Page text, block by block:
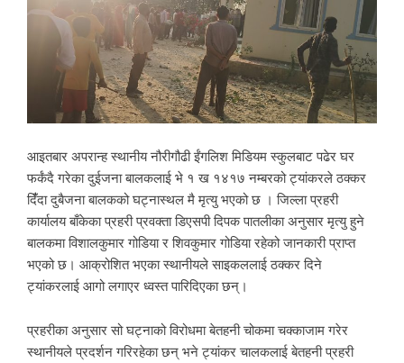
आइतबार अपरान्ह स्थानीय नौरीगौढी ईंगलिश मिडियम स्कुलबाट पढेर घर
फर्कंदै गरेका दुईजना बालकलाई भे १ ख १४१७ नम्बरको ट्यांकरले ठक्कर
दिंँदा दुबैजना बालकको घट्नास्थल मै मृत्यु भएको छ । जिल्ला प्रहरी
कार्यालय बाँकेका प्रहरी प्रवक्ता डिएसपी दिपक पातलीका अनुसार मृत्यु हुने
बालकमा विशालकुमार गोडिया र शिवकुमार गोडिया रहेको जानकारी प्राप्त
भएको छ। आक्रोशित भएका स्थानीयले साइकललाई ठक्कर दिने
ट्यांकरलाई आगो लगाएर ध्वस्त पारिदिएका छन्।
प्रहरीका अनुसार सो घट्नाको विरोधमा बेतहनी चोकमा चक्काजाम गरेर
स्थानीयले प्रदर्शन गरिरहेका छन् भने ट्यांकर चालकलाई बेतहनी प्रहरी